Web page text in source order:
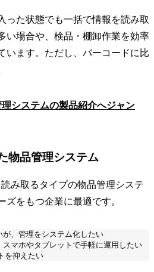
った状態でも一括で情報を読み取
い場合や、検品・棚卸作業を効率
います。ただし、バーコードに比
システムの製品紹介へジャン
物品管理システム
み取るタイプの物品管理システ
ズをもつ企業に最適です。
、管理をシステム化したい
マホやタブレットで手軽に運用したい
を抑えたい